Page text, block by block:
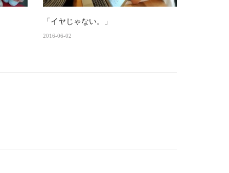
「イヤじゃない。」
2016-06-02